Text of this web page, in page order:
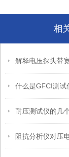
相
解释电压探头带
什么是GFCI测试